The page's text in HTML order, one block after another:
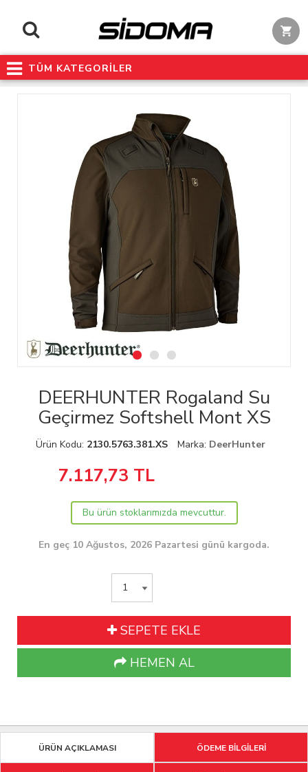
TÜM KATEGORİLER
DEERHUNTER Rogaland Su
Geçirmez Softshell Mont XS
Ürün Kodu: 2130.5763.381.XS Marka: DeerHunter
7.117,73 TL
Bu ürün stoklarımızda mevcuttur.
En geç 10 Ağustos, 2026 Pazartesi günü kargoda.
SEPETE EKLE
HEMEN AL
ÜRÜN AÇIKLAMASI ÖDEME BİLGİLERİ